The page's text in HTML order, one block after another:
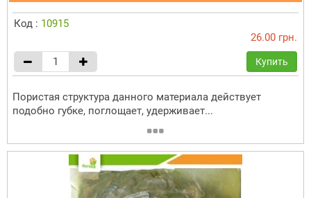
Код : 10915
26.00 грн.
Купить
Пористая структура данного материала действует
подобно губке, поглощает, удерживает...